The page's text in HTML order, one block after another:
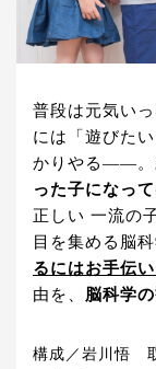
普段は元気い
には「遊びた
かりやる――。
った子になっ
正しい 一流の
目を集める脳
るにはお手伝
由を、 脳科学
構成／岩川悟